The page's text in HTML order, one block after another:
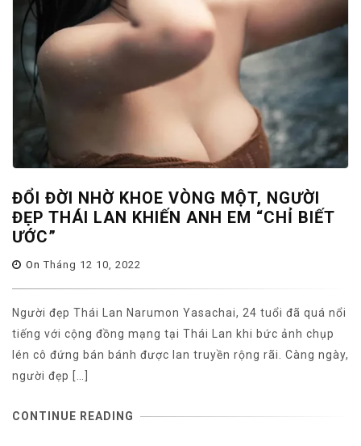
ĐỔI ĐỜI NHỜ KHOE VÒNG MỘT, NGƯỜI
ĐẸP THÁI LAN KHIẾN ANH EM “CHỈ BIẾT
ƯỚC”
On Tháng 12 10, 2022
Người đẹp Thái Lan Narumon Yasachai, 24 tuổi đã quá nổi
tiếng với cộng đồng mạng tại Thái Lan khi bức ảnh chụp
lén cô đứng bán bánh được lan truyền rộng rãi. Càng ngày,
người đẹp […]
CONTINUE READING